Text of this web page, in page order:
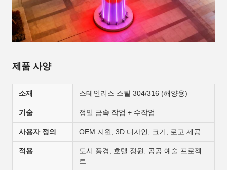
제품 사양
소재 스테인리스 스틸 304/316 (해양용)
기술 정밀 금속 작업 + 수작업
사용자 정의 OEM 지원, 3D 디자인, 크기, 로고 제공
적용
도시 풍경, 호텔 정원, 공공 예술 프로젝
트